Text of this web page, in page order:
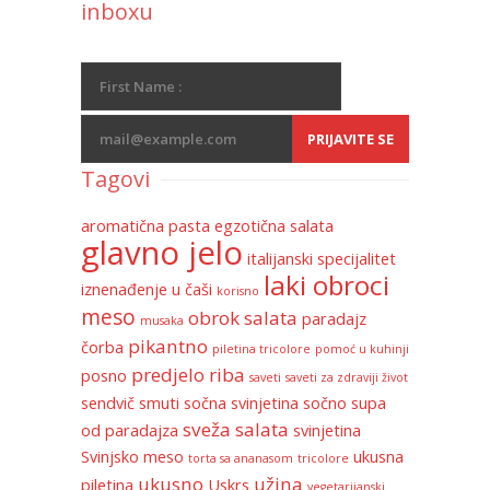
inboxu
Tagovi
aromatična pasta egzotična salata
glavno jelo italijanski specijalitet
iznenađenje u čaši korisno laki obroci
meso musaka obrok salata paradajz
čorba pikantno piletina tricolore pomoć u kuhinji
posno predjelo riba saveti saveti za zdraviji život
sendvič smuti sočna svinjetina sočno supa
od paradajza sveža salata svinjetina
Svinjsko meso torta sa ananasom tricolore ukusna
piletina ukusno Uskrs užina vegetarijanski